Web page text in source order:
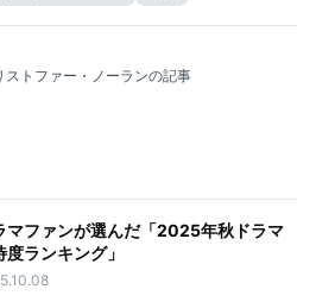
ストファー・ノーランの記事
マファンが選んだ「2025年秋ドラマ
度ランキング」